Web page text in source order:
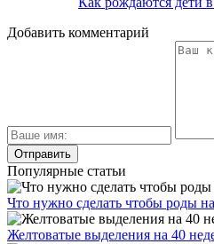
Добавить комментарий
Популярные статьи
Что нужно сделать чтобы роды
Желтоватые выделения на 40